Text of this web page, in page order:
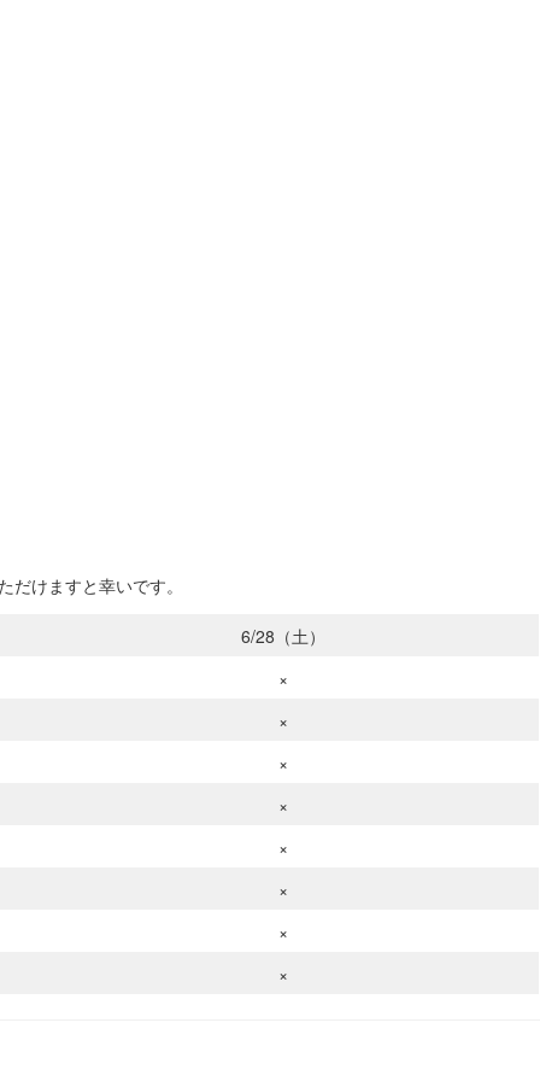
けますと幸いです。
6/28（土）
×
×
×
×
×
×
×
×